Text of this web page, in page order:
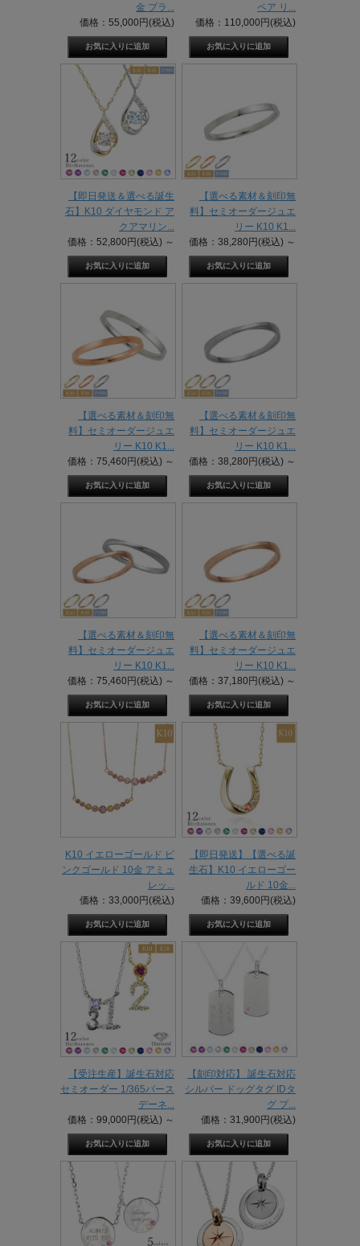
金 プラ...
価格：55,000円(税込)
ペア リ...
価格：110,000円(税込)
【即日発送＆選べる誕生
石】K10 ダイヤモンド ア
クアマリン...
価格：52,800円(税込) ～
【選べる素材＆刻印無
料】セミオーダージュエ
リー K10 K1...
価格：38,280円(税込) ～
【選べる素材＆刻印無
料】セミオーダージュエ
リー K10 K1...
価格：75,460円(税込) ～
【選べる素材＆刻印無
料】セミオーダージュエ
リー K10 K1...
価格：38,280円(税込) ～
【選べる素材＆刻印無
料】セミオーダージュエ
リー K10 K1...
価格：75,460円(税込) ～
【選べる素材＆刻印無
料】セミオーダージュエ
リー K10 K1...
価格：37,180円(税込) ～
K10 イエローゴールド ピ
ンクゴールド 10金 アミュ
レッ...
価格：33,000円(税込)
【即日発送】【選べる誕
生石】K10 イエローゴー
ルド 10金...
価格：39,600円(税込)
【受注生産】誕生石対応
セミオーダー 1/365バース
デーネ...
価格：99,000円(税込) ～
【刻印対応】 誕生石対応
シルバー ドッグタグ IDタ
グ プ...
価格：31,900円(税込)